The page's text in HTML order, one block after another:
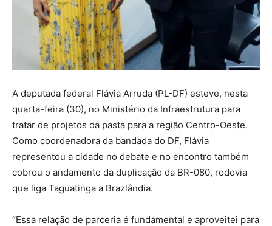
A deputada federal Flávia Arruda (PL-DF) esteve, nesta
quarta-feira (30), no Ministério da Infraestrutura para
tratar de projetos da pasta para a região Centro-Oeste.
Como coordenadora da bandada do DF, Flávia
representou a cidade no debate e no encontro também
cobrou o andamento da duplicação da BR-080, rodovia
que liga Taguatinga a Brazlândia.
“Essa relação de parceria é fundamental e aproveitei para